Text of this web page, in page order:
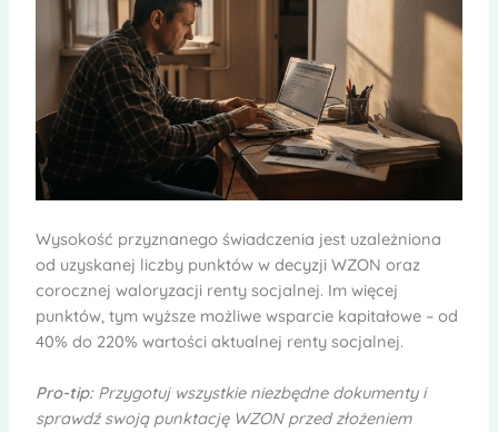
Wysokość przyznanego świadczenia jest uzależniona
od uzyskanej liczby punktów w decyzji WZON oraz
corocznej waloryzacji renty socjalnej. Im więcej
punktów, tym wyższe możliwe wsparcie kapitałowe – od
40% do 220% wartości aktualnej renty socjalnej.
Pro-tip: Przygotuj wszystkie niezbędne dokumenty i
sprawdź swoją punktację WZON przed złożeniem